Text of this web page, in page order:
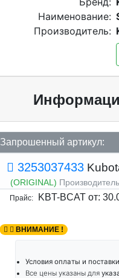
Наименование:
Производитель:
Запрошенный артикул:
3253037433
(ORIGINAL)
Прайс: KBT-BCAT от:
ВНИМАНИЕ !
Условия оплаты и поставки
Все цены указаны для